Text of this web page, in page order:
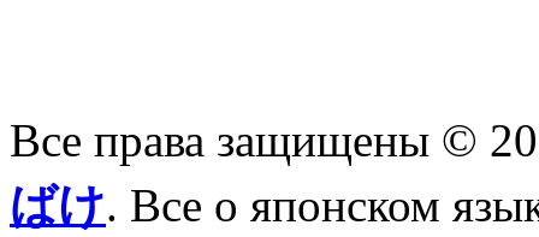
Все права защищены ©
ばけ. Все о японском